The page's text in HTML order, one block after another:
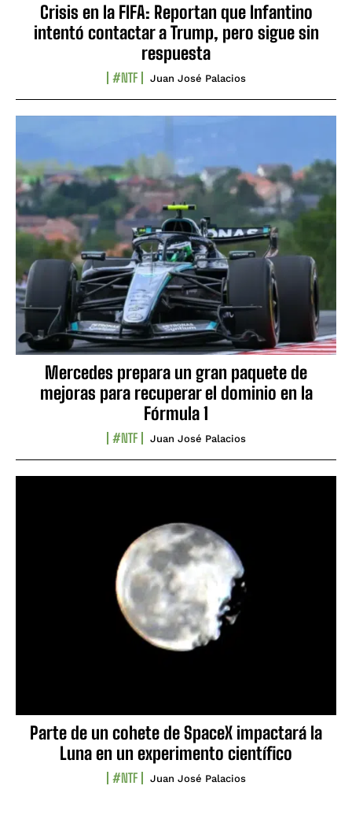
Crisis en la FIFA: Reportan que Infantino
intentó contactar a Trump, pero sigue sin
respuesta
#NTF Juan José Palacios
Mercedes prepara un gran paquete de
mejoras para recuperar el dominio en la
Fórmula 1
#NTF Juan José Palacios
Parte de un cohete de SpaceX impactará la
Luna en un experimento científico
#NTF Juan José Palacios